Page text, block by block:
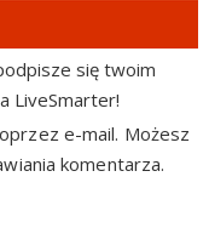
się twoim
LiveSmarter!
e-mail. Możesz
komentarza.